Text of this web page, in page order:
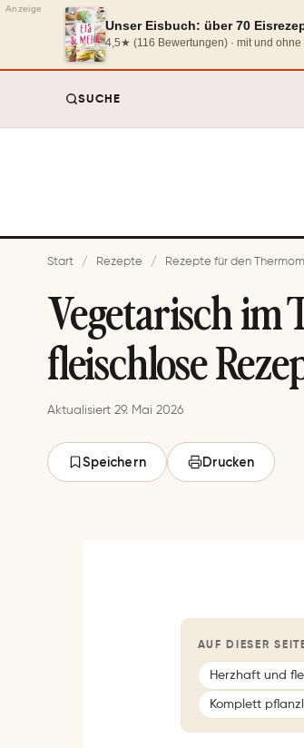
Anzeige
Unser Eisbuch: über 70
4,5★ (116 Bewertungen) · mit und ohne
SUCHE
Start / Rezepte / Rezepte für den
Vegetarisch im
fleischlose
Aktualisiert 29. Mai 2026
Speichern Drucken
AUF DIESER
Herzhaft und
Komplett